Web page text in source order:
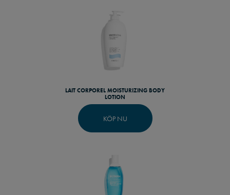
LAIT CORPOREL MOISTURIZING BODY
LOTION
KÖP NU